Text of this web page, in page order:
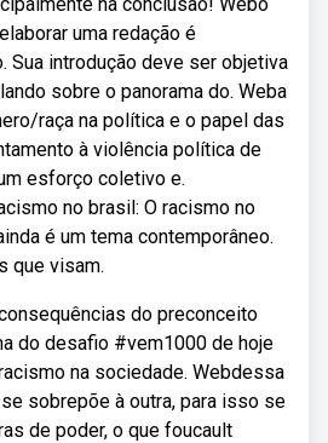
uma redação é
Sua introdução deve ser objetiva
sobre o panorama do. Weba
raça na política e o papel das
à violência política de
esforço coletivo e.
no brasil: O racismo no
é um tema contemporâneo.
que visam.
do preconceito
do desafio #vem1000 de hoje
na sociedade. Webdessa
sobrepõe à outra, para isso se
de poder, o que foucault